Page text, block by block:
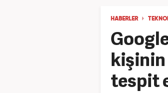
HABERLER
kişinin
tespit